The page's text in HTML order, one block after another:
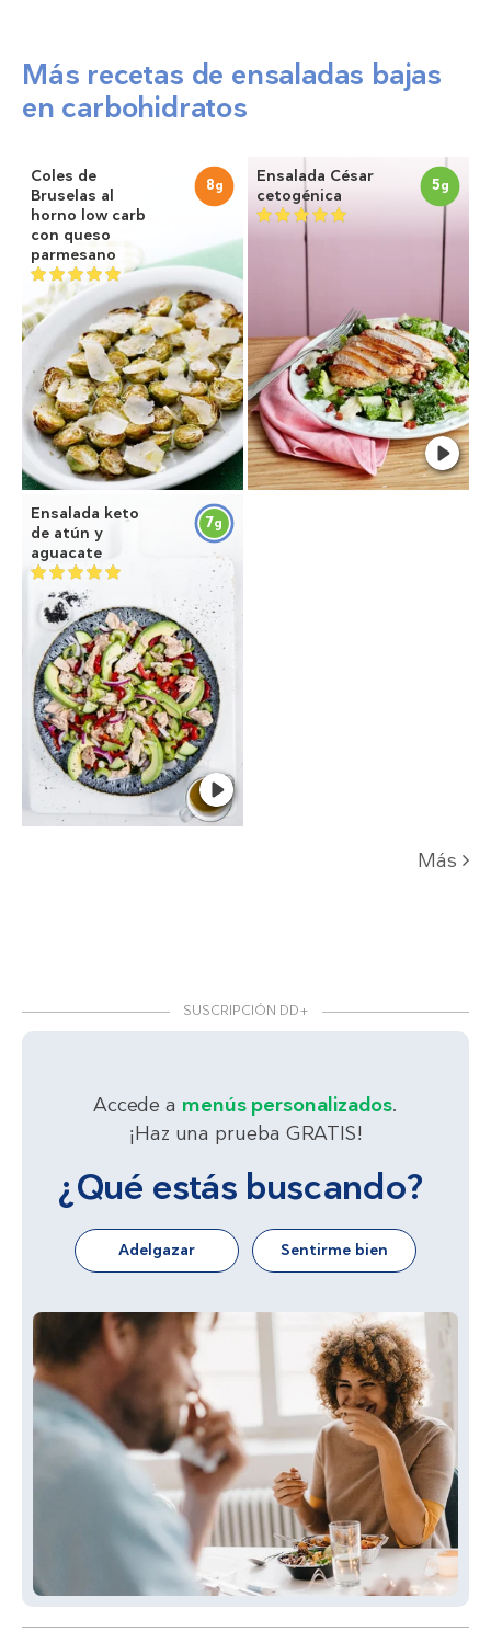
Más recetas de ensaladas bajas
en carbohidratos
Coles de
Bruselas al
horno low carb
con queso
parmesano
8g
Ensalada César
cetogénica
5g
Ensalada keto
de atún y
aguacate
7g
Más
SUSCRIPCIÓN DD+
Accede a menús personalizados.
¡Haz una prueba GRATIS!
¿Qué estás buscando?
Adelgazar Sentirme bien